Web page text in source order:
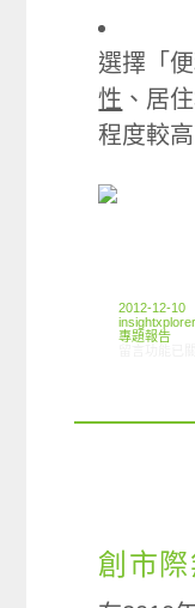
選擇「
性 、居
程度較高
2012-12-10
insightxplorer
專題報告
創市